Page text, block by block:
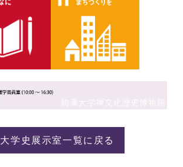
大学史展示室一覧に戻る